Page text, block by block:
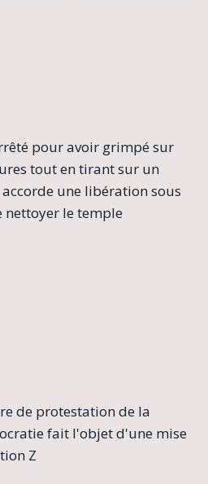
pour avoir grimpé sur
tout en tirant sur un
une libération sous
nettoyer le temple
de protestation de la
fait l'objet d'une mise
Z